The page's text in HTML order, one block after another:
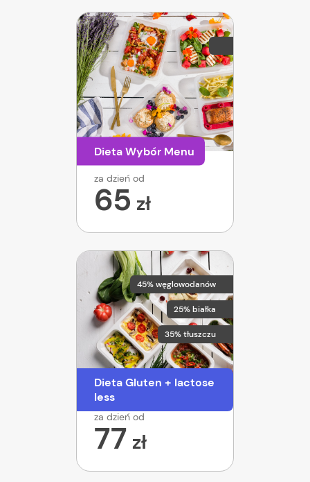
Dieta Wybór Menu
za dzień od
65 zł
45% węglowodanów
25% białka
35% tłuszczu
Dieta Gluten + lactose
less
za dzień od
77 zł